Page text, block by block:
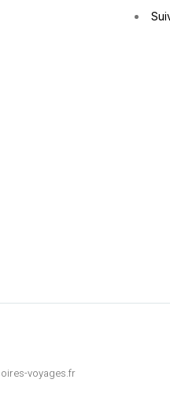
voyages.fr